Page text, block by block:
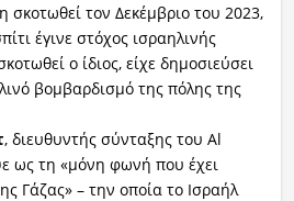
σκοτωθεί τον Δεκέμβριο του 2023,
έγινε στόχος ισραηλινής
ο ίδιος, είχε δημοσιεύσει
βομβαρδισμό της πόλης της
, διευθυντής σύνταξης του Al
ως τη «μόνη φωνή που έχει
Γάζας» – την οποία το Ισραήλ